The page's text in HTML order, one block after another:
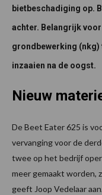
bietbeschadiging op.
achter. Belangrijk
grondbewerking
inzaaien na de oogst.
Nieuw
De Beet Eater 625 is
vervanging voor de
twee op het bedrijf
meer gemaakt worden,
geeft Joop Vedelaar